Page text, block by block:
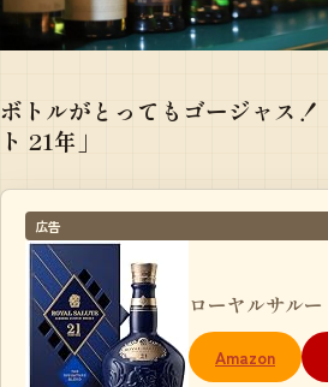
ボトルがとってもゴージャス
ト 21年」
広告
ローヤルサルー
Amazon